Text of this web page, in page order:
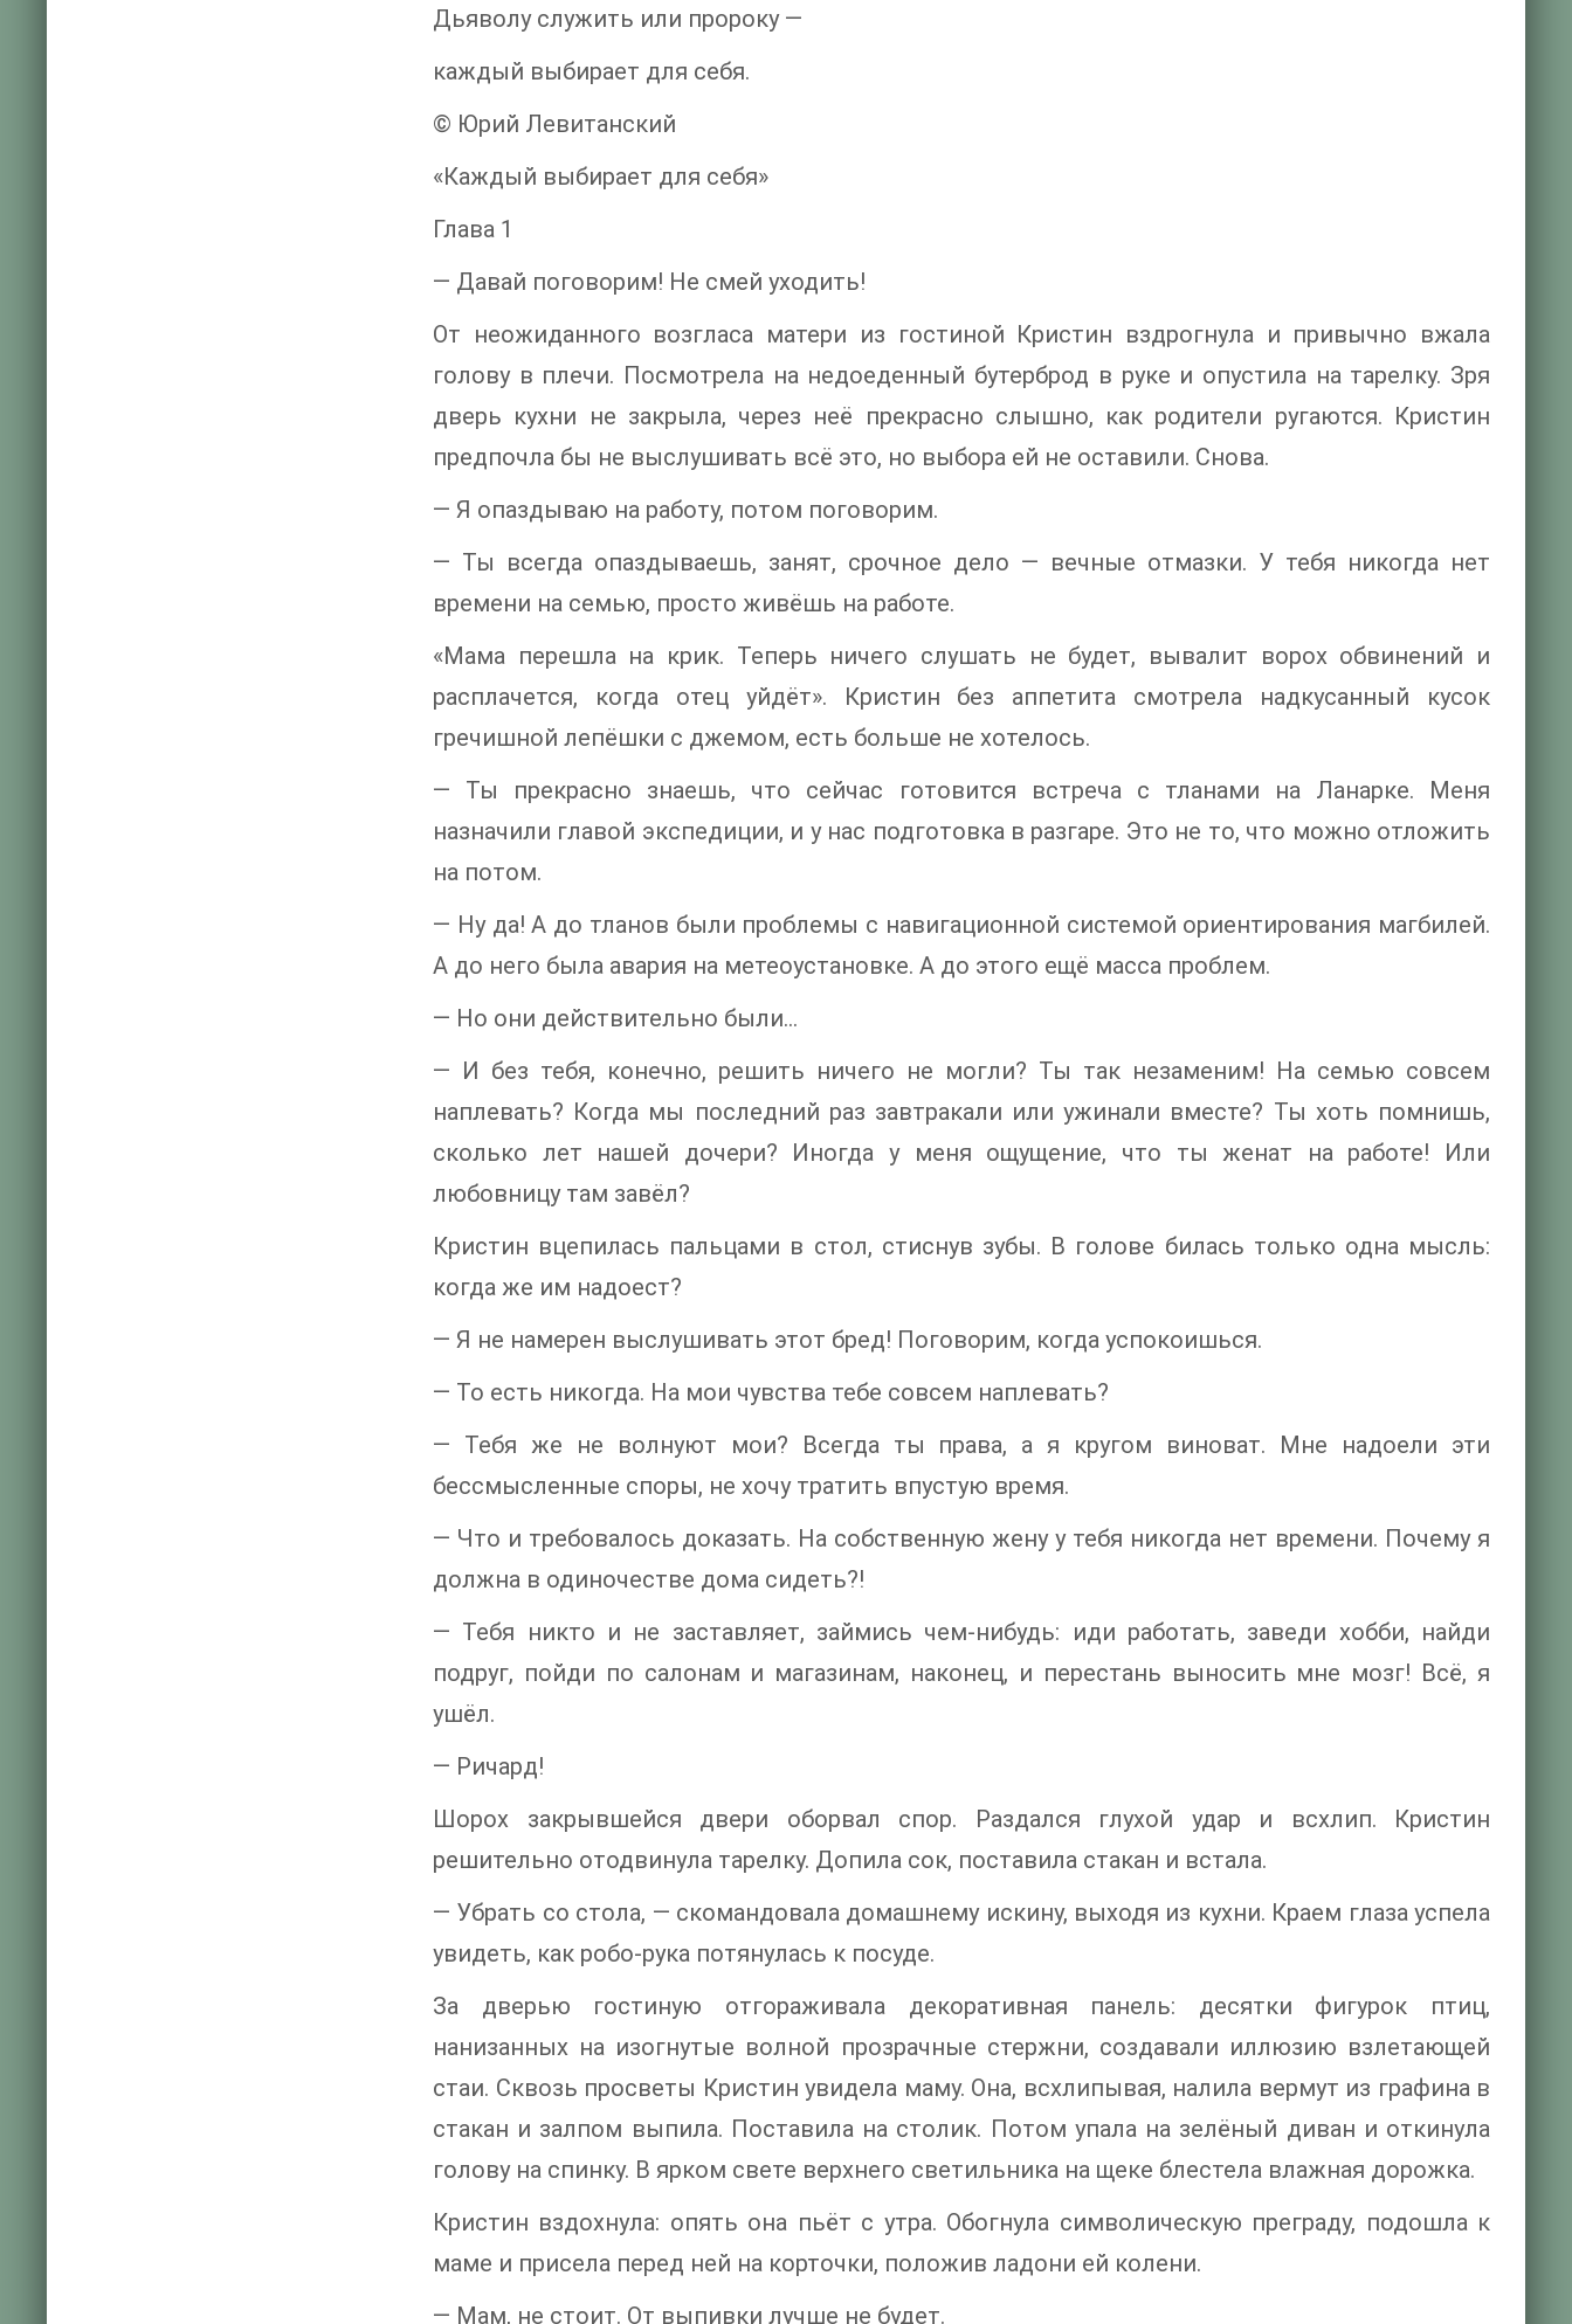
Дьяволу служить или пророку —
каждый выбирает для себя.
© Юрий Левитанский
«Каждый выбирает для себя»
Глава 1
— Давай поговорим! Не смей уходить!
От неожиданного возгласа матери из гостиной Кристин вздрогнула и привычно вжала
голову в плечи. Посмотрела на недоеденный бутерброд в руке и опустила на тарелку. Зря
дверь кухни не закрыла, через неё прекрасно слышно, как родители ругаются. Кристин
предпочла бы не выслушивать всё это, но выбора ей не оставили. Снова.
— Я опаздываю на работу, потом поговорим.
— Ты всегда опаздываешь, занят, срочное дело — вечные отмазки. У тебя никогда нет
времени на семью, просто живёшь на работе.
«Мама перешла на крик. Теперь ничего слушать не будет, вывалит ворох обвинений и
расплачется, когда отец уйдёт». Кристин без аппетита смотрела надкусанный кусок
гречишной лепёшки с джемом, есть больше не хотелось.
— Ты прекрасно знаешь, что сейчас готовится встреча с тланами на Ланарке. Меня
назначили главой экспедиции, и у нас подготовка в разгаре. Это не то, что можно отложить
на потом.
— Ну да! А до тланов были проблемы с навигационной системой ориентирования магбилей.
А до него была авария на метеоустановке. А до этого ещё масса проблем.
— Но они действительно были…
— И без тебя, конечно, решить ничего не могли? Ты так незаменим! На семью совсем
наплевать? Когда мы последний раз завтракали или ужинали вместе? Ты хоть помнишь,
сколько лет нашей дочери? Иногда у меня ощущение, что ты женат на работе! Или
любовницу там завёл?
Кристин вцепилась пальцами в стол, стиснув зубы. В голове билась только одна мысль:
когда же им надоест?
— Я не намерен выслушивать этот бред! Поговорим, когда успокоишься.
— То есть никогда. На мои чувства тебе совсем наплевать?
— Тебя же не волнуют мои? Всегда ты права, а я кругом виноват. Мне надоели эти
бессмысленные споры, не хочу тратить впустую время.
— Что и требовалось доказать. На собственную жену у тебя никогда нет времени. Почему я
должна в одиночестве дома сидеть?!
— Тебя никто и не заставляет, займись чем-нибудь: иди работать, заведи хобби, найди
подруг, пойди по салонам и магазинам, наконец, и перестань выносить мне мозг! Всё, я
ушёл.
— Ричард!
Шорох закрывшейся двери оборвал спор. Раздался глухой удар и всхлип. Кристин
решительно отодвинула тарелку. Допила сок, поставила стакан и встала.
— Убрать со стола, — скомандовала домашнему искину, выходя из кухни. Краем глаза успела
увидеть, как робо-рука потянулась к посуде.
За дверью гостиную отгораживала декоративная панель: десятки фигурок птиц,
нанизанных на изогнутые волной прозрачные стержни, создавали иллюзию взлетающей
стаи. Сквозь просветы Кристин увидела маму. Она, всхлипывая, налила вермут из графина в
стакан и залпом выпила. Поставила на столик. Потом упала на зелёный диван и откинула
голову на спинку. В ярком свете верхнего светильника на щеке блестела влажная дорожка.
Кристин вздохнула: опять она пьёт с утра. Обогнула символическую преграду, подошла к
маме и присела перед ней на корточки, положив ладони ей колени.
— Мам, не стоит. От выпивки лучше не будет.